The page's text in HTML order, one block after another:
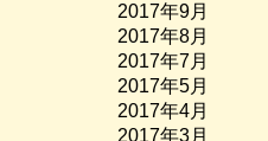
2017年9月
2017年8月
2017年7月
2017年5月
2017年4月
2017年3月